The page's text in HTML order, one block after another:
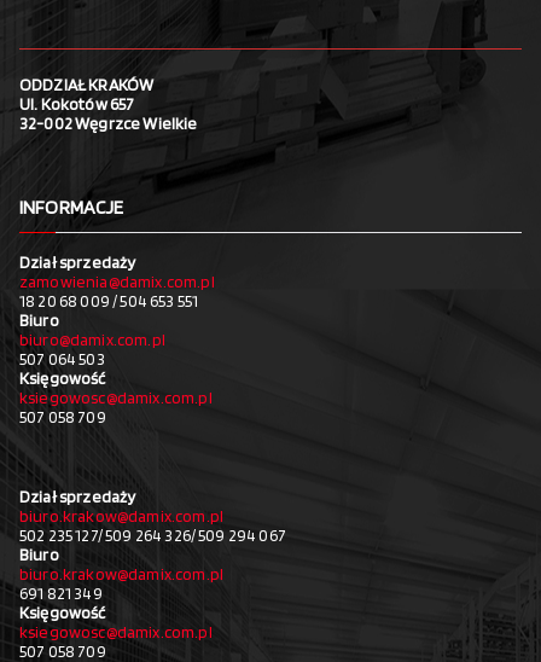
ODDZIAŁ KRAKÓW
Ul. Kokotów 657
32-002 Węgrzce Wielkie
INFORMACJE
Dział sprzedaży
zamowienia@damix.com.pl
18 20 68 009 / 504 653 551
Biuro
biuro@damix.com.pl
507 064 503
Księgowość
ksiegowosc@damix.com.pl
507 058 709
Dział sprzedaży
biuro.krakow@damix.com.pl
502 235 127/ 509 264 326/ 509 294 067
Biuro
biuro.krakow@damix.com.pl
691 821 349
Księgowość
ksiegowosc@damix.com.pl
507 058 709